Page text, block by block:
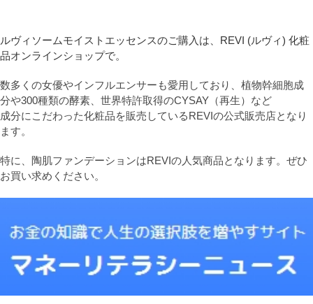
ルヴィソームモイストエッセンスのご購入は、REVI (ルヴィ) 化粧
品オンラインショップで。
数多くの女優やインフルエンサーも愛用しており、植物幹細胞成
分や300種類の酵素、世界特許取得のCYSAY（再生）など
成分にこだわった化粧品を販売しているREVIの公式販売店となり
ます。
特に、陶肌ファンデーションはREVIの人気商品となります。ぜひ
お買い求めください。